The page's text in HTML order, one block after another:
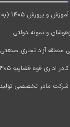
پرورش 1405 (به زودی)
و نمونه دولتی
آزاد تجاری صنعتی 1405
قوه قضاییه 1405 (به زودی)